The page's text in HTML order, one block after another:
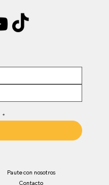
*
Paute con nosotros
Contacto